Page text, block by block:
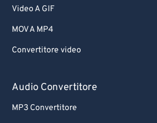
Video A GIF
MOV A MP4
Convertitore video
Audio Convertitore
MP3 Convertitore